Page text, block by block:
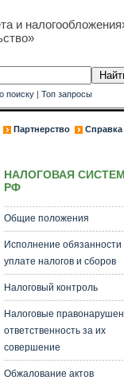
и
поиску| Топ запросы
Партнерство Справка
НАЛОГОВАЯ
РФ
Общие положения
Исполнение обязанности
уплате налогов и сборов
Налоговый контроль
Налоговые
ответственность за их
совершение
Обжалование актов